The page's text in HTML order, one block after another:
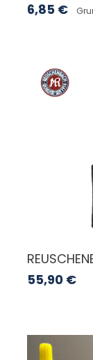
6,85 €
55,90 €